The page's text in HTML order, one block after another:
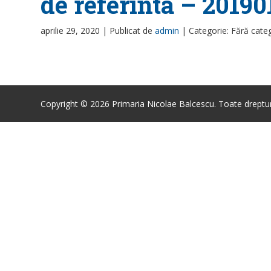
aprilie 29, 2020 | Publicat de admin | Categorie: Fără
Copyright © 2026 Primaria Nicolae Balcescu. Toate